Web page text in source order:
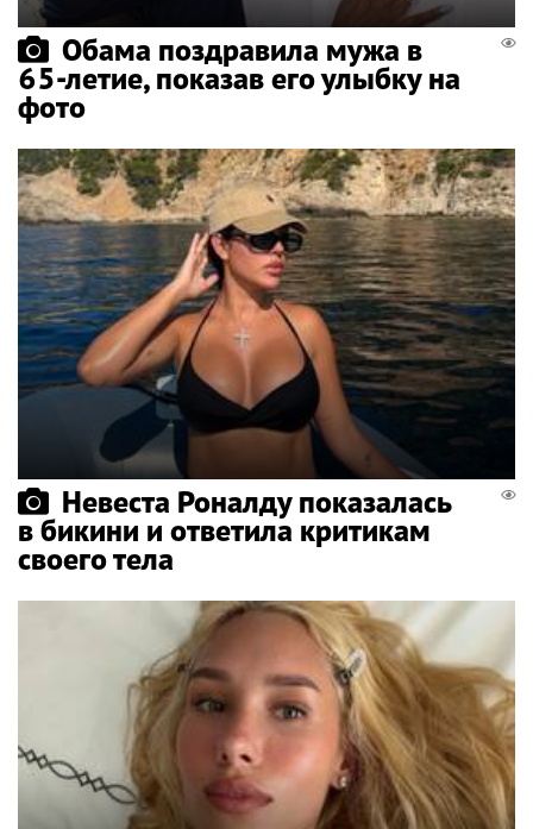
Обама поздравила мужа в
65-летие, показав его улыбку на
фото
Невеста Роналду показалась
в бикини и ответила критикам
своего тела